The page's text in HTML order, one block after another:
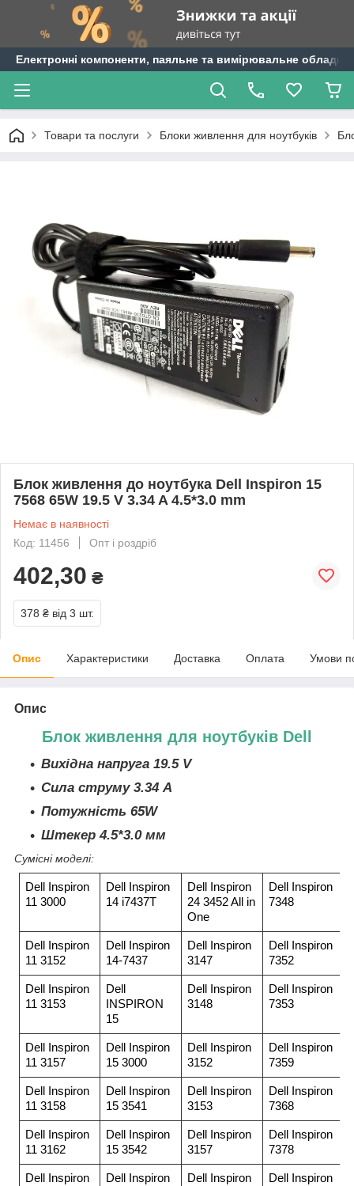
Електронні компоненти, паяльне та вимірювальне
Товари та послуги Блоки живлення для ноутбуків
Блок живлення до ноутбука Dell Inspiron 15
7568 65W 19.5 V 3.34 A 4.5*3.0 mm
Немає в наявності
Код: 11456
Опт і роздріб
402,30 ₴
378 ₴ від 3 шт.
Опис Характеристики Доставка Оплата Умови
Опис
Блок живлення для ноутбуків Dell
Вихідна напруга 19.5 V
Сила струму 3.34 A
Потужність 65W
Штекер 4.5*3.0 мм
Сумісні моделі:
Dell Inspiron
11 3000
Dell Inspiron
14 i7437T
Dell Inspiron
24 3452 All in
One
Dell Inspiron
7348
Dell Inspiron
11 3152
Dell Inspiron
14-7437
Dell Inspiron
3147
Dell Inspiron
7352
Dell Inspiron
11 3153
Dell
INSPIRON
15
Dell Inspiron
3148
Dell Inspiron
7353
Dell Inspiron
11 3157
Dell Inspiron
15 3000
Dell Inspiron
3152
Dell Inspiron
7359
Dell Inspiron
11 3158
Dell Inspiron
15 3541
Dell Inspiron
3153
Dell Inspiron
7368
Dell Inspiron
11 3162
Dell Inspiron
15 3542
Dell Inspiron
3157
Dell Inspiron
7378
Dell Inspiron
Dell Inspiron
Dell Inspiron
Dell Inspiron